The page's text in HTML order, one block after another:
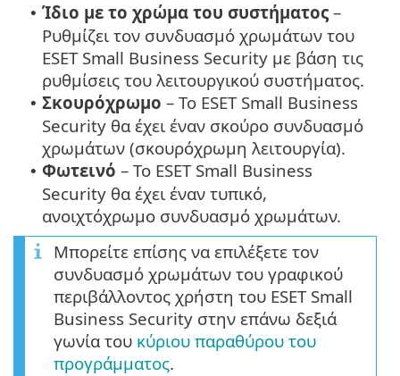
• Ίδιο με το χρώμα του συστήματος –
Ρυθμίζει τον συνδυασμό χρωμάτων του
ESET Small Business Security με βάση τις
ρυθμίσεις του λειτουργικού συστήματος.
• Σκουρόχρωμο – Το ESET Small Business
Security θα έχει έναν σκούρο συνδυασμό
χρωμάτων (σκουρόχρωμη λειτουργία).
• Φωτεινό – Το ESET Small Business
Security θα έχει έναν τυπικό,
ανοιχτόχρωμο συνδυασμό χρωμάτων.
Μπορείτε επίσης να επιλέξετε τον
συνδυασμό χρωμάτων του γραφικού
περιβάλλοντος χρήστη του ESET Small
Business Security στην επάνω δεξιά
γωνία του κύριου παραθύρου του
προγράμματος.